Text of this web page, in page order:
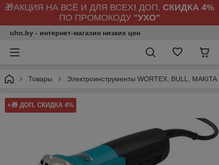
🎁АКЦИЯ НА ВСЁ И ДЛЯ ВСЕХ! ДОП. СКИДКА 4%
ПО ПРОМОКОДУ "УХО"
uho.by - интернет-магазин низких цен
Товары Электроинструменты WORTEX, BULL, MAKITA
+🎁 ДОП. СКИДКА 4%